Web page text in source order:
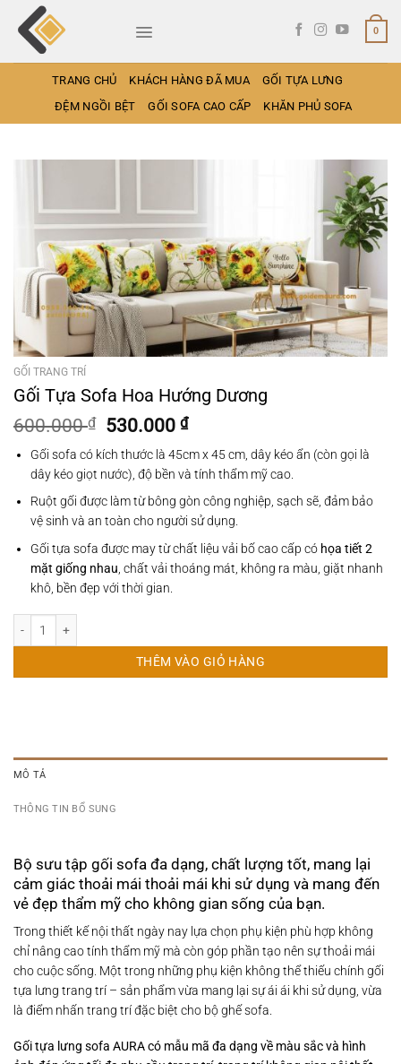
qua
0
TRANG CHỦ KHÁCH HÀNG ĐÃ MUA
GỐI TỰA LƯNG
ĐỆM NGỒI BỆT
GỐI SOFA CAO CẤP KHĂN PHỦ SOFA
GỐI TRANG TRÍ
Gối Tựa Sofa Hoa Hướng Dương
600.000₫
Giá
gốc
là:
600.000 ₫.
530.000₫Giá
tại
là:
530.000 ₫.
Gối sofa có kích thước là 45cm x 45 cm, dây kéo ẩn (còn gọi là
dây kéo giọt nước), độ bền và tính thẩm mỹ cao.
Ruột gối được làm từ bông gòn công nghiệp, sạch sẽ, đảm bảo
vệ sinh và an toàn cho người sử dụng.
Gối tựa sofa được may từ chất liệu vải bố cao cấp có họa tiết 2
mặt giống nhau , chất vải thoáng mát, không ra màu, giặt nhanh
khô, bền đẹp với thời gian.
THÊM VÀO GIỎ HÀNG
MÔ TẢ
THÔNG TIN BỔ SUNG
Bộ sưu tập gối sofa đa dạng, chất lượng tốt, mang lại
cảm giác thoải mái thoải mái khi sử dụng và mang đến
vẻ đẹp thẩm mỹ cho không gian sống của bạn.​
Trong thiết kế nội thất ngày nay lựa chọn phụ kiện phù hợp không
chỉ nâng cao tính thẩm mỹ mà còn góp phần tạo nên sự thoải mái
cho cuộc sống. Một trong những phụ kiện không thể thiếu chính gối
tựa lưng trang trí – sản phẩm vừa mang lại sự ái ái khi sử dụng, vừa
là điểm nhấn trang trí đặc biệt cho bộ ghế sofa.​
Gối tựa lưng sofa AURA có mẫu mã đa dạng về màu sắc và hình